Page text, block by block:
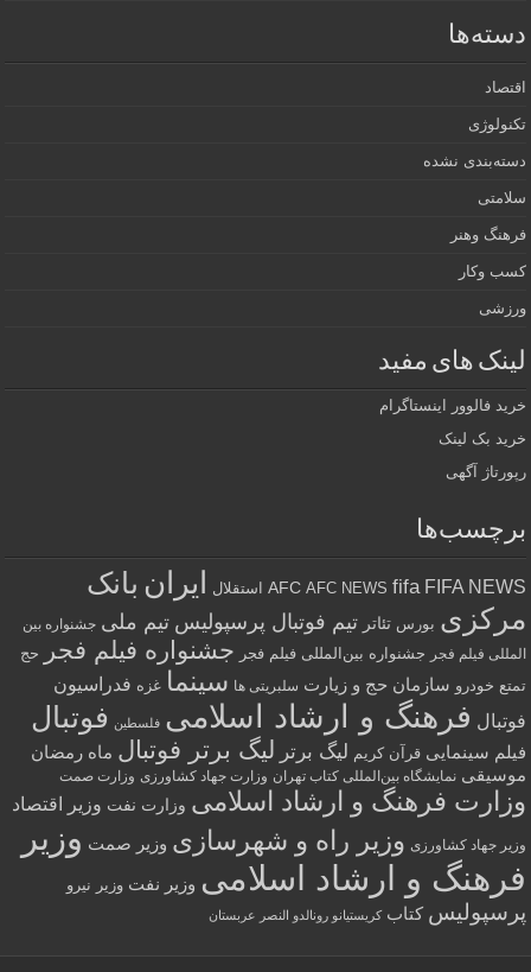
دسته‌ها
اقتصاد
تکنولوژی
دسته‌بندی نشده
سلامتی
فرهنگ وهنر
کسب وکار
ورزشی
لینک های مفید
خرید فالوور اینستاگرام
خرید بک لینک
رپورتاژ آگهی
برچسب‌ها
AFC AFC NEWS fifa FIFA NEWS استقلال ایران بانک
مرکزی بورس تئاتر تیم فوتبال پرسپولیس تیم ملی جشنواره بین
المللی فیلم فجر جشنواره بین‌المللی فیلم فجر جشنواره فیلم فجر
حج
تمتع خودرو سازمان حج و زیارت سلبریتی ها سینما غزه فدراسیون
فوتبال فرهنگ و ارشاد اسلامی فلسطین فوتبال
فیلم سینمایی قرآن کریم لیگ برتر لیگ برتر فوتبال ماه رمضان
موسیقی نمایشگاه بین‌المللی کتاب تهران وزارت جهاد کشاورزی وزارت صمت
وزارت فرهنگ و ارشاد اسلامی وزارت نفت وزیر اقتصاد
وزیر جهاد کشاورزی وزیر راه و شهرسازی وزیر صمت وزیر
فرهنگ و ارشاد اسلامی وزیر نفت وزیر نیرو
پرسپولیس کتاب کریستیانو رونالدو النصر عربستان